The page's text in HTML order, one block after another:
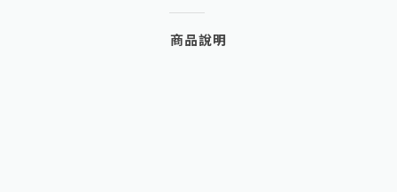
商品說明